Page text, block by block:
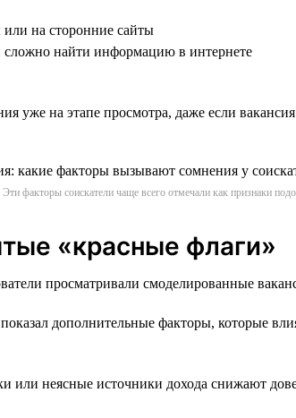
или на сторонние сайты
сложно найти информацию в интернете
уже на этапе просмотра, даже если
Эти факторы соискатели чаще всего отмечали как признаки
«красные флаги»
просматривали смоделированные
дополнительные факторы, которые
или неясные источники дохода снижают